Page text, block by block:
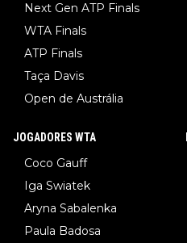
Next Gen ATP Finals
WTA Finals
ATP Finals
Taça Davis
Open de Austrália
JOGADORES WTA
Coco Gauff
Iga Swiatek
Aryna Sabalenka
Paula Badosa